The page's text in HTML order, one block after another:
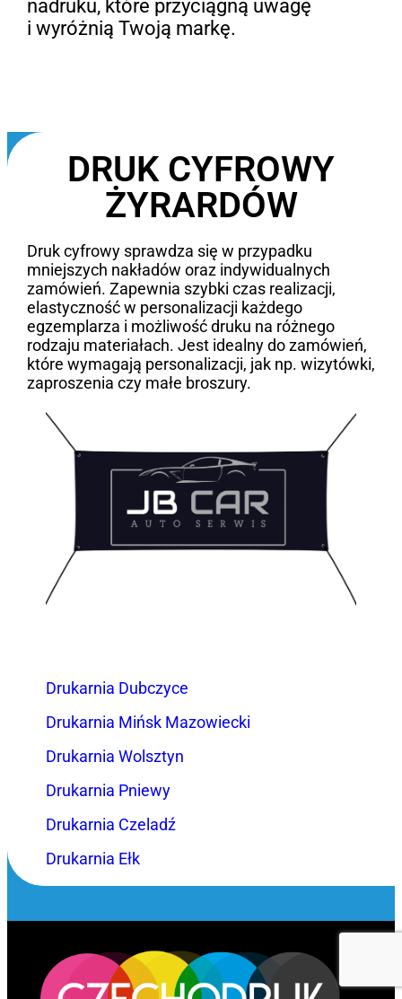
nadruku, które przyciągną uwagę
i wyróżnią Twoją markę.
DRUK CYFROWY
ŻYRARDÓW
Druk cyfrowy sprawdza się w przypadku
mniejszych nakładów oraz indywidualnych
zamówień. Zapewnia szybki czas realizacji,
elastyczność w personalizacji każdego
egzemplarza i możliwość druku na różnego
rodzaju materiałach. Jest idealny do zamówień,
które wymagają personalizacji, jak np. wizytówki,
zaproszenia czy małe broszury.
Drukarnia Dubczyce
Drukarnia Mińsk Mazowiecki
Drukarnia Wolsztyn
Drukarnia Pniewy
Drukarnia Czeladź
Drukarnia Ełk